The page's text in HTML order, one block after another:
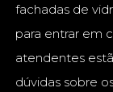
fachadas de
para entrar em
atendentes
dúvidas sobre